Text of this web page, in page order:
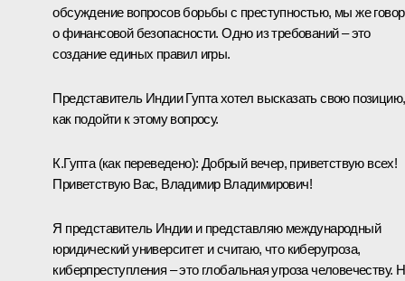
обсуждение вопросов борьбы с преступностью, мы же
о финансовой безопасности. Одно из требований ‒ это
создание единых правил игры.
Представитель Индии Гупта хотел высказать свою позицию,
как подойти к этому вопросу.
К.Гупта (как переведено): Добрый вечер, приветствую всех!
Приветствую Вас, Владимир Владимирович!
Я представитель Индии и представляю международный
юридический университет и считаю, что киберугроза,
киберпреступления ‒ это глобальная угроза человечеству.